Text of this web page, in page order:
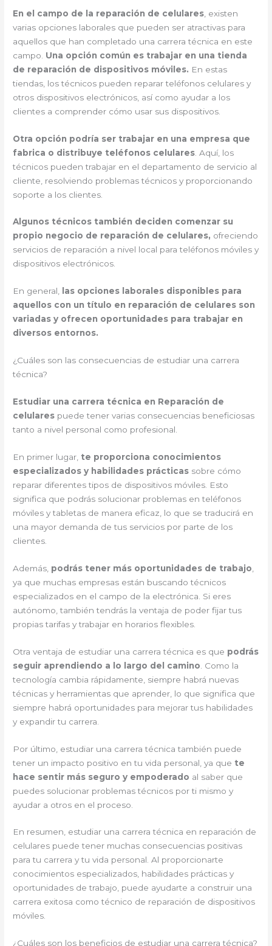
En el campo de la reparación de celulares , existen
varias opciones laborales que pueden ser atractivas para
aquellos que han completado una carrera técnica en este
campo. Una opción común es trabajar en una tienda
de reparación de dispositivos móviles. En estas
tiendas, los técnicos pueden reparar teléfonos celulares y
otros dispositivos electrónicos, así como ayudar a los
clientes a comprender cómo usar sus dispositivos.
Otra opción podría ser trabajar en una empresa que
fabrica o distribuye teléfonos celulares . Aquí, los
técnicos pueden trabajar en el departamento de servicio al
cliente, resolviendo problemas técnicos y proporcionando
soporte a los clientes.
Algunos técnicos también deciden comenzar su
propio negocio de reparación de celulares, ofreciendo
servicios de reparación a nivel local para teléfonos móviles y
dispositivos electrónicos.
En general, las opciones laborales disponibles para
aquellos con un título en reparación de celulares son
variadas y ofrecen oportunidades para trabajar en
diversos entornos.
¿Cuáles son las consecuencias de estudiar una carrera
técnica?
Estudiar una carrera técnica en Reparación de
celulares puede tener varias consecuencias beneficiosas
tanto a nivel personal como profesional.
En primer lugar, te proporciona conocimientos
especializados y habilidades prácticas sobre cómo
reparar diferentes tipos de dispositivos móviles. Esto
significa que podrás solucionar problemas en teléfonos
móviles y tabletas de manera eficaz, lo que se traducirá en
una mayor demanda de tus servicios por parte de los
clientes.
Además, podrás tener más oportunidades de trabajo
ya que muchas empresas están buscando técnicos
especializados en el campo de la electrónica. Si eres
autónomo, también tendrás la ventaja de poder fijar tus
propias tarifas y trabajar en horarios flexibles.
Otra ventaja de estudiar una carrera técnica es que podrás
seguir aprendiendo a lo largo del camino . Como la
tecnología cambia rápidamente, siempre habrá nuevas
técnicas y herramientas que aprender, lo que significa que
siempre habrá oportunidades para mejorar tus habilidades
y expandir tu carrera.
Por último, estudiar una carrera técnica también puede
tener un impacto positivo en tu vida personal, ya que te
hace sentir más seguro y empoderado al saber que
puedes solucionar problemas técnicos por ti mismo y
ayudar a otros en el proceso.
En resumen, estudiar una carrera técnica en reparación de
celulares puede tener muchas consecuencias positivas
para tu carrera y tu vida personal. Al proporcionarte
conocimientos especializados, habilidades prácticas y
oportunidades de trabajo, puede ayudarte a construir una
carrera exitosa como técnico de reparación de dispositivos
móviles.
¿Cuáles son los beneficios de estudiar una carrera técnica?